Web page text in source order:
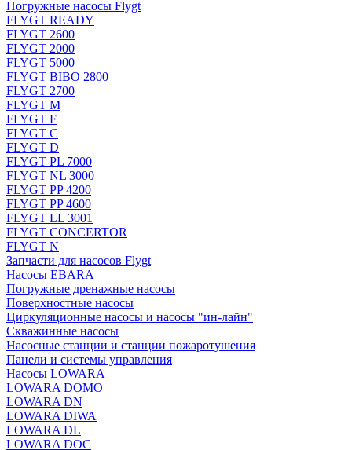
Погружные насосы Flygt
FLYGT READY
FLYGT 2600
FLYGT 2000
FLYGT 5000
FLYGT BIBO 2800
FLYGT 2700
FLYGT M
FLYGT F
FLYGT C
FLYGT D
FLYGT PL 7000
FLYGT NL 3000
FLYGT PP 4200
FLYGT PP 4600
FLYGT LL 3001
FLYGT CONCERTOR
FLYGT N
Запчасти для насосов Flygt
Насосы EBARA
Погружные дренажные насосы
Поверхностные насосы
Циркуляционные насосы и насосы "ин-лайн"
Скважинные насосы
Насосные станции и станции пожаротушения
Панели и системы управления
Насосы LOWARA
LOWARA DOMO
LOWARA DN
LOWARA DIWA
LOWARA DL
LOWARA DOC